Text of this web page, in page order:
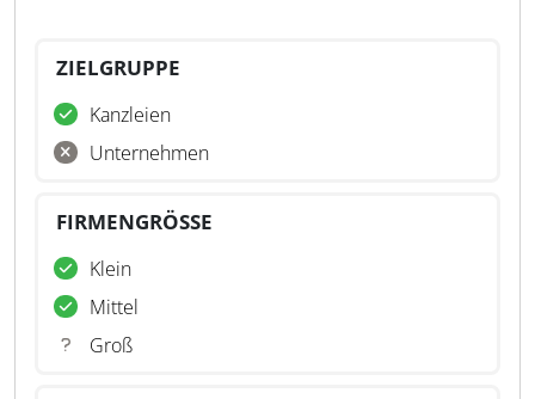
ZIELGRUPPE
Kanzleien
Unternehmen
FIRMENGRÖSSE
Klein
Mittel
Groß